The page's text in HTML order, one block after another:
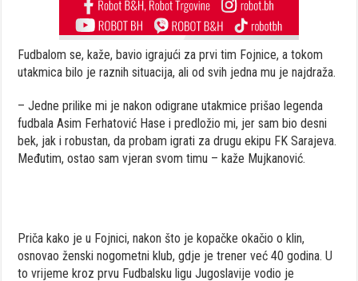
Fudbalom se, kaže, bavio igrajući za prvi tim Fojnice, a tokom
utakmica bilo je raznih situacija, ali od svih jedna mu je najdraža.
– Jedne prilike mi je nakon odigrane utakmice prišao legenda
fudbala Asim Ferhatović Hase i predložio mi, jer sam bio desni
bek, jak i robustan, da probam igrati za drugu ekipu FK Sarajeva.
Međutim, ostao sam vjeran svom timu – kaže Mujkanović.
Priča kako je u Fojnici, nakon što je kopačke okačio o klin,
osnovao ženski nogometni klub, gdje je trener već 40 godina. U
to vrijeme kroz prvu Fudbalsku ligu Jugoslavije vodio je